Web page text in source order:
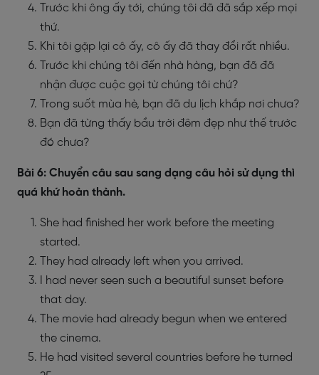
Trước khi ông ấy tới, chúng tôi đã đã sắp xếp mọi
thứ.
Khi tôi gặp lại cô ấy, cô ấy đã thay đổi rất nhiều.
Trước khi chúng tôi đến nhà hàng, bạn đã đã
nhận được cuộc gọi từ chúng tôi chứ?
Trong suốt mùa hè, bạn đã du lịch khắp nơi chưa?
Bạn đã từng thấy bầu trời đêm đẹp như thế trước
đó chưa?
Bài 6: Chuyển câu sau sang dạng câu hỏi sử dụng thì
quá khứ hoàn thành.
She had finished her work before the meeting
started.
They had already left when you arrived.
I had never seen such a beautiful sunset before
that day.
The movie had already begun when we entered
the cinema.
He had visited several countries before he turned